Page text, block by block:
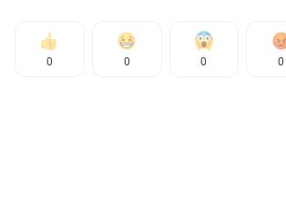
0 0 0 0